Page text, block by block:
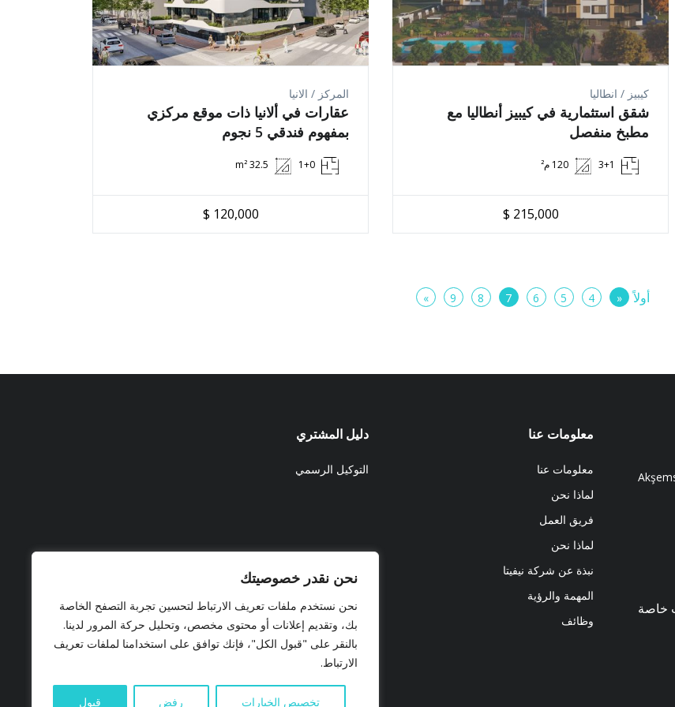
نحن نقدر خصوصيتك
نحن نستخدم ملفات تعريف الارتباط لتحسين تجربة التصفح الخاصة
بك، وتقديم إعلانات أو محتوى مخصص، وتحليل حركة المرور لدينا.
بالنقر على "قبول الكل"، فإنك توافق على استخدامنا لملفات تعريف
الارتباط.
تخصيص الخيارات رفض قبول
ما يريده بممتلكاته.
على عقار عالي الجودة الذي طالما حلمت بامتلاكه. لنبدأ من جديد ونملأ حياتك بذكريات رائعة.
نضمن لك بمساعدتنا حصولك على أفضل الشقق في السوق التركي.
خدماتنا. إذا كانت لديك أي أسئلة فاتصل بنا على
ويمكننا ترتيب لقاء معك.
كيبيز / انطاليا
شقق استثمارية في كيبيز أنطاليا مع
مطبخ منفصل
120 م²
215,000 $
المركز / الانيا
عقارات في ألانيا ذات موقع مركزي
بمفهوم فندقي 5 نجوم
120,000 $
أولاً «
4
5
6
7
8
9
»
خاصة
معلومات عنا
معلومات عنا
لماذا نحن
فريق العمل
لماذا نحن
نبذة عن شركة نيفيتا
المهمة والرؤية
وظائف
دليل المشتري
التوكيل الرسمي